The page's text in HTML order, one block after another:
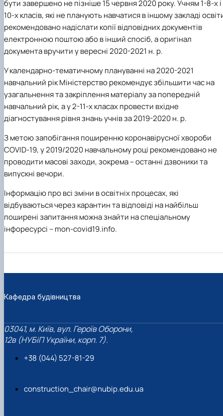
бути завершено не пізніше 15 червня 2020 року. Учням 1-8-х і
10-х класів, які не планують навчатися в іншому закладі
рекомендовано надіслати копії відповідних документів
електронною поштою або в інший спосіб, а оригінал
документа вручити у вересні 2020-2021 н. р.
У календарно-тематичному плануванні на 2020-2021
навчальний рік Міністерство рекомендує збільшити час на
узагальнення та закріплення матеріалу за попередній
навчальний рік, а у 2-11-х класах провести вхідне
діагностування рівня знань учнів за 2019-2020 н. р.
З метою запобігання поширенню коронавірусної хвороби
COVID-19, у 2019/2020 навчальному році рекомендовано не
проводити масові заходи, зокрема – останні дзвоники та
випускні вечори.
Інформацію про всі зміни в освітніх процесах, які
відбуваються через карантин та відповіді на найбільш
поширені запитання можна знайти на спеціальному
інфоресурсі – mon-covid19.info.
Кафедра будівництва
03041, м. Київ, вул. Героїв Оборони,
12в (НУБіП України, корп. 7).
+38 (044) 527-81-29
construction_chair@nubip.edu.ua